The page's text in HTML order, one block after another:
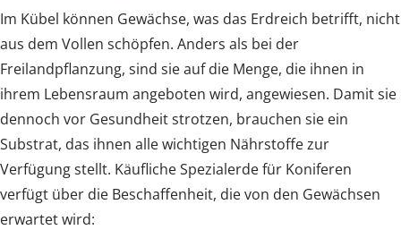
Im Kübel können Gewächse, was das Erdreich betrifft, nicht
aus dem Vollen schöpfen. Anders als bei der
Freilandpflanzung, sind sie auf die Menge, die ihnen in
ihrem Lebensraum angeboten wird, angewiesen. Damit sie
dennoch vor Gesundheit strotzen, brauchen sie ein
Substrat, das ihnen alle wichtigen Nährstoffe zur
Verfügung stellt. Käufliche Spezialerde für Koniferen
verfügt über die Beschaffenheit, die von den Gewächsen
erwartet wird: